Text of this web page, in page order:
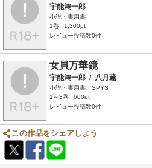
宇能鴻一郎
小説・実用書
1巻
1,300pt
レビュー投稿数0件
女貝万華鏡
宇能鴻一郎 / 八月薫
小説・実用書、SPYS
1～3巻
600pt
レビュー投稿数0件
この作品をシェアしよう